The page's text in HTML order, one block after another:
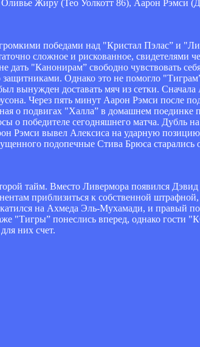
Жиру (Тео Уолкотт 86), Аарон Рэмси
победами над "Кристал Пэлас” и
сложное и рискованное, свидетелями
"Канонирам” свободно чувствовать
Однако это не помогло
вынужден доставать мяч из сетки. Сначала
Через пять минут Аарон Рэмси после
о подвигах "Халла” в домашнем
о победителе сегодняшнего матча. Дубль
Рэмси вывел Алексиса на ударную позицию
подопечные Стива Брюса старались
тайм. Вместо Ливермора появился
приблизиться к собственной штрафной,
на Ахмеда Эль-Мухамади, и правый
"Тигры” понеслись вперед, однако гости
них счет.